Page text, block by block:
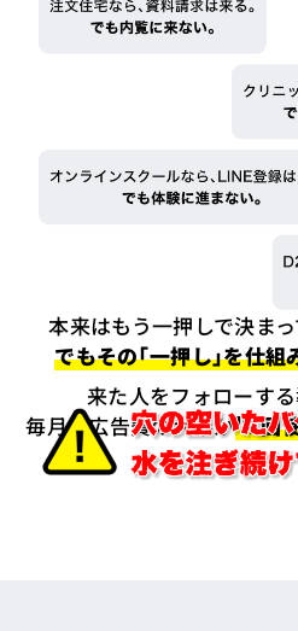
本来はもう一押しで決まっ
でもその「一押し」を仕
来た人をフォローする
毎月の広告費の大半が"1回